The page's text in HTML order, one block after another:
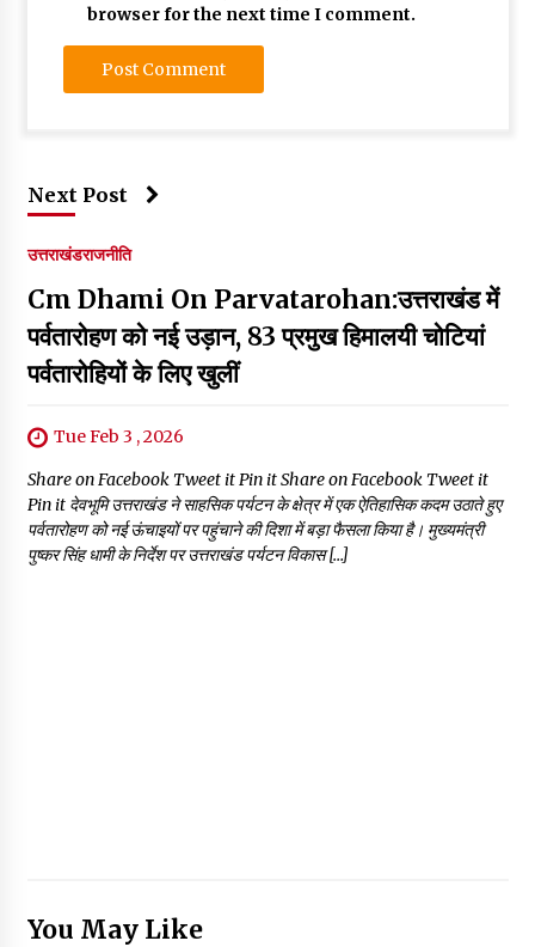
browser for the next time I comment.
Next Post
उत्तराखंडराजनीति
Cm Dhami On Parvatarohan:उत्तराखंड में
पर्वतारोहण को नई उड़ान, 83 प्रमुख हिमालयी चोटियां
पर्वतारोहियों के लिए खुलीं
Tue Feb 3 , 2026
Share on Facebook Tweet it Pin it Share on Facebook Tweet it
Pin it देवभूमि उत्तराखंड ने साहसिक पर्यटन के क्षेत्र में एक ऐतिहासिक कदम उठाते हुए
पर्वतारोहण को नई ऊंचाइयों पर पहुंचाने की दिशा में बड़ा फैसला किया है। मुख्यमंत्री
पुष्कर सिंह धामी के निर्देश पर उत्तराखंड पर्यटन विकास […]
You May Like